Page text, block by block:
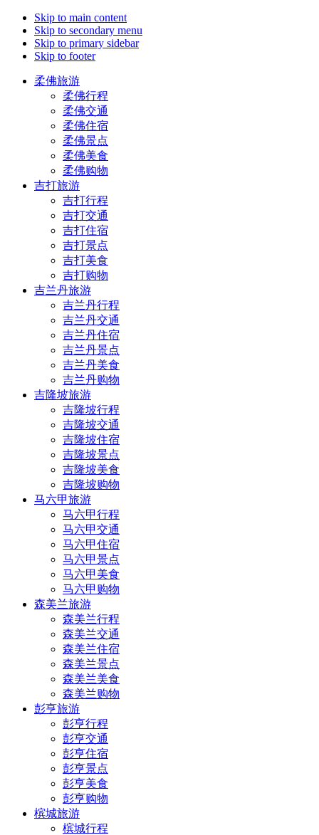
Skip to main content
Skip to secondary menu
Skip to primary sidebar
Skip to footer
柔佛旅游
柔佛行程
柔佛交通
柔佛住宿
柔佛景点
柔佛美食
柔佛购物
吉打旅游
吉打行程
吉打交通
吉打住宿
吉打景点
吉打美食
吉打购物
吉兰丹旅游
吉兰丹行程
吉兰丹交通
吉兰丹住宿
吉兰丹景点
吉兰丹美食
吉兰丹购物
吉隆坡旅游
吉隆坡行程
吉隆坡交通
吉隆坡住宿
吉隆坡景点
吉隆坡美食
吉隆坡购物
马六甲旅游
马六甲行程
马六甲交通
马六甲住宿
马六甲景点
马六甲美食
马六甲购物
森美兰旅游
森美兰行程
森美兰交通
森美兰住宿
森美兰景点
森美兰美食
森美兰购物
彭亨旅游
彭亨行程
彭亨交通
彭亨住宿
彭亨景点
彭亨美食
彭亨购物
槟城旅游
槟城行程